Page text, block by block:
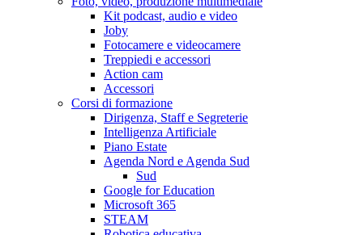
Kit podcast, audio e video
Joby
Fotocamere e videocamere
Treppiedi e accessori
Action cam
Accessori
Corsi di formazione
Dirigenza, Staff e Segreterie
Intelligenza Artificiale
Piano Estate
Agenda Nord e Agenda Sud
Sud
Google for Education
Microsoft 365
STEAM